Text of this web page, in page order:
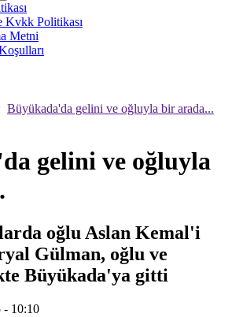
Kvkk Politikası
Metni
Büyükada'da gelini ve oğluyla bir arada...
gelini ve oğluyla
oğlu Aslan Kemal'i
Gülman, oğlu ve
Büyükada'ya gitti
- 10:10